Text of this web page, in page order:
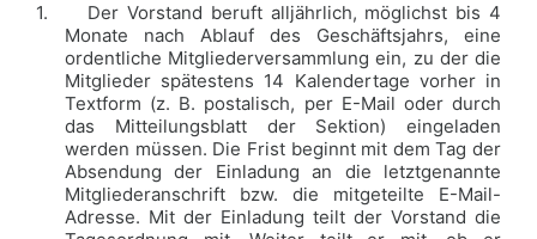
1.
Der Vorstand beruft alljährlich, möglichst bis 4
Monate nach Ablauf des Geschäftsjahrs, eine
ordentliche Mitgliederversammlung ein, zu der die
Mitglieder spätestens 14 Kalendertage vorher in
Textform (z. B. postalisch, per E-Mail oder durch
das Mitteilungsblatt der Sektion) eingeladen
werden müssen. Die Frist beginnt mit dem Tag der
Absendung der Einladung an die letztgenannte
Mitgliederanschrift bzw. die mitgeteilte E-Mail-
Adresse. Mit der Einladung teilt der Vorstand die